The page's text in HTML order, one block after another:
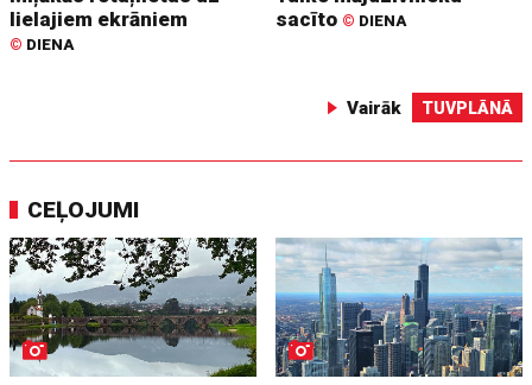
lielajiem ekrāniem
© DIENA
sacīto © DIENA
Vairāk TUVPLĀNĀ
CEĻOJUMI